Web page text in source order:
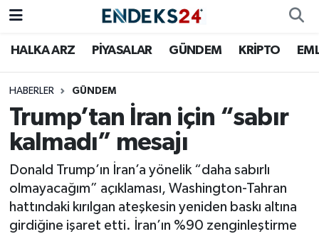
HALKA ARZ PİYASALAR GÜNDEM KRİPTO
HABERLER GÜNDEM
Trump’tan İran için “sabır
kalmadı” mesajı
Donald Trump’ın İran’a yönelik “daha sabırlı
olmayacağım” açıklaması, Washington-Tahran
hattındaki kırılgan ateşkesin yeniden baskı altına
girdiğine işaret etti. İran’ın %90 zenginleştirme
EMLAK
ENERJİ
GÜNDEM
HALKA ARZ
KRİPTO
Nöbetçi Eczaneler
Hava Durumu
Trafik Durumu
Süper Lig Puan Durumu ve Fikstür
Tüm Manşetler